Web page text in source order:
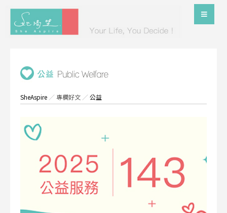
SheAspire ／專欄好文 ／公益